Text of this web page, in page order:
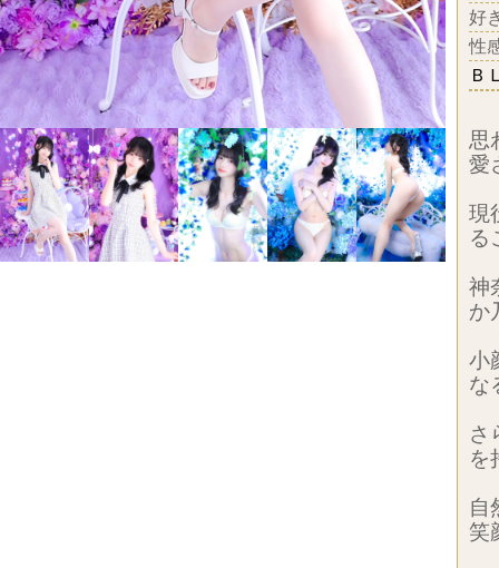
好
性
Ｂ
思
愛
現
る
神
か
小
な
さ
を
自
笑